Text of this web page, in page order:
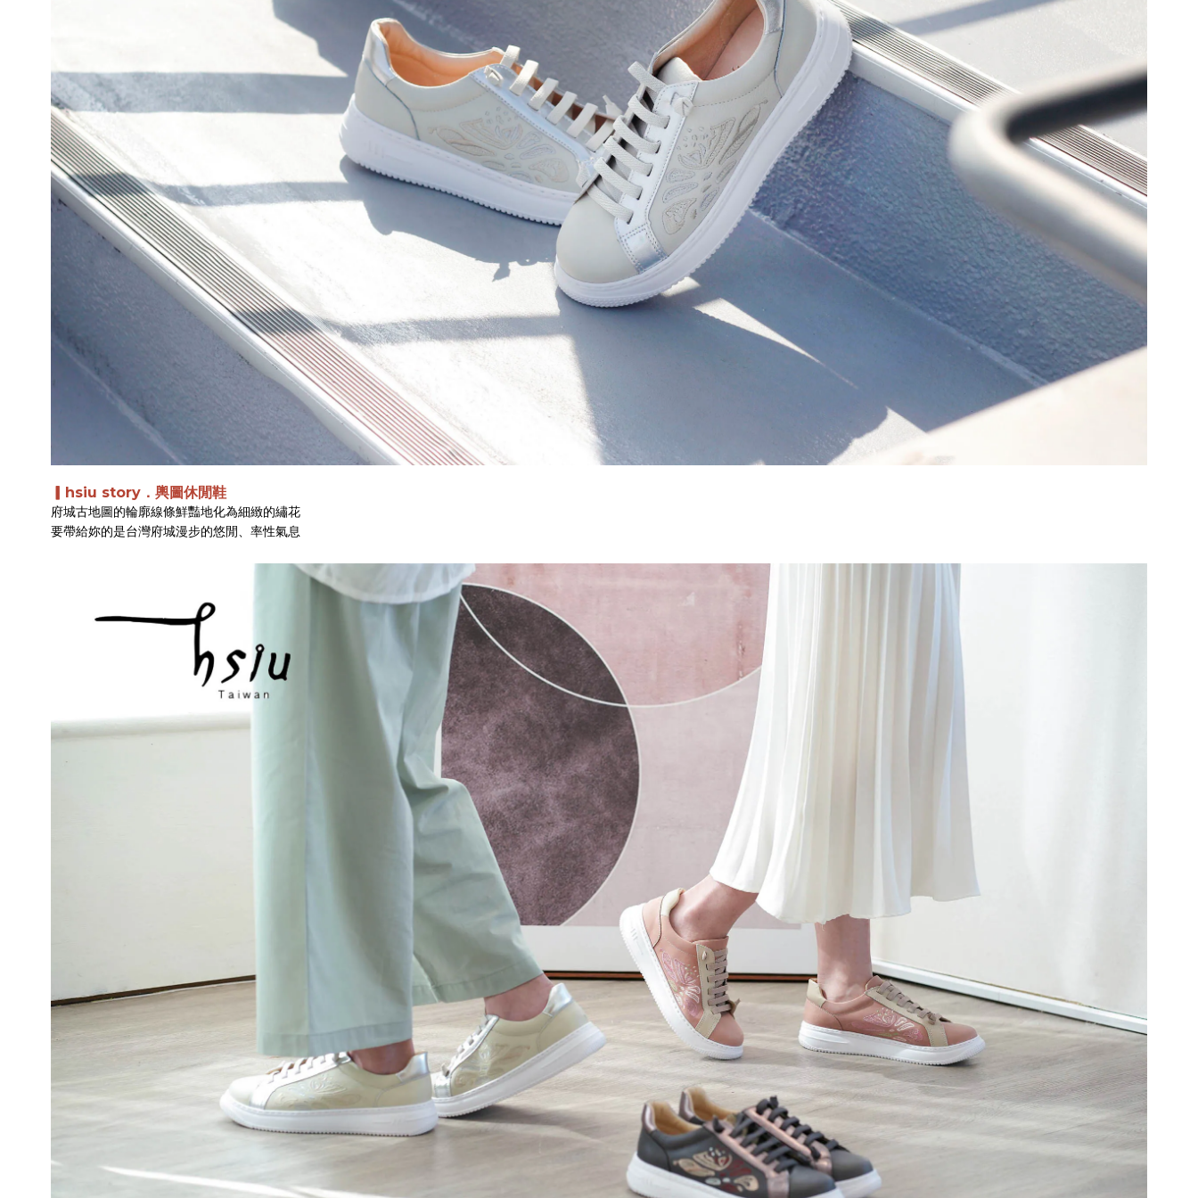
▎hsiu story． 輿圖休閒鞋
府城古地圖的輪廓線條鮮豔地化為細緻的繡花
要帶給妳的是台灣府城漫步的悠閒、率性氣息